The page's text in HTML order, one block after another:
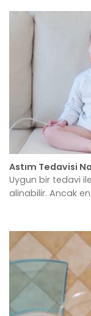
Astım Tedavisi
Uygun bir tedavi
alinabilir. Ancak